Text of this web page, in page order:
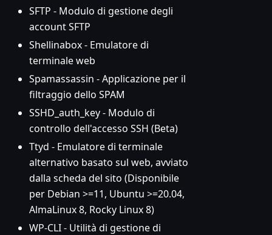
SFTP - Modulo di gestione degli
account SFTP
Shellinabox - Emulatore di
terminale web
Spamassassin - Applicazione per il
filtraggio dello SPAM
SSHD_auth_key - Modulo di
controllo dell'accesso SSH (Beta)
Ttyd - Emulatore di terminale
alternativo basato sul web, avviato
dalla scheda del sito (Disponibile
per Debian >=11, Ubuntu >=20.04,
AlmaLinux 8, Rocky Linux 8)
WP-CLI - Utilità di gestione di